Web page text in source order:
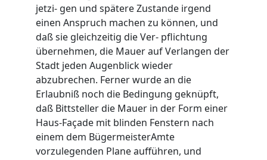
jetzi- gen und spätere Zustande irgend
einen Anspruch machen zu können, und
daß sie gleichzeitig die Ver- pflichtung
übernehmen, die Mauer auf Verlangen der
Stadt jeden Augenblick wieder
abzubrechen. Ferner wurde an die
Erlaubniß noch die Bedingung geknüpft,
daß Bittsteller die Mauer in der Form einer
Haus-Façade mit blinden Fenstern nach
einem dem BügermeisterAmte
vorzulegenden Plane aufführen, und